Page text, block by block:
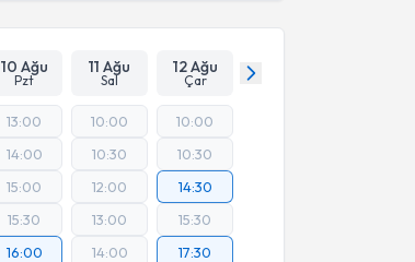
10 Ağu
Pzt
11 Ağu
Sal
12 Ağu
Çar
13:00
14:00
15:00
15:30
16:00
10:00
10:30
12:00
13:00
14:00
10:00
10:30
14:30
15:30
17:30